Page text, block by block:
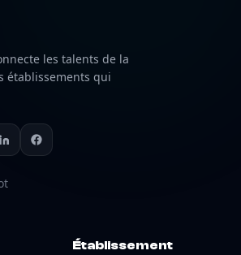
les talents de la
établissements qui
Établissement